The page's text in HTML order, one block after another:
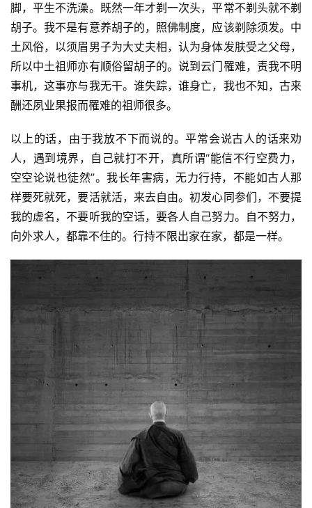
资
八
点
高
僧
访
谈
脚，平生不洗澡。既然一年才剃一次头，平常不剃头就不剃
胡子。我不是有意养胡子的，照佛制度，应该剃除须发。中
土风俗，以须眉男子为大丈夫相，认为身体发肤受之父母，
所以中土祖师亦有顺俗留胡子的。说到云门罹难，责我不明
事机，这事亦与我无干。谁失踪，谁身亡，我也不知，古来
酬还夙业果报而罹难的祖师很多。
以上的话，由于我放不下而说的。平常会说古人的话来劝
人，遇到境界，自己就打不开，真所谓“能信不行空费力，
空空论说也徒然”。我长年害病，无力行持，不能如古人那
样要死就死，要活就活，来去自由。初发心同参们，不要提
我的虚名，不要听我的空话，要各人自己努力。自不努力，
向外求人，都靠不住的。行持不限出家在家，都是一样。